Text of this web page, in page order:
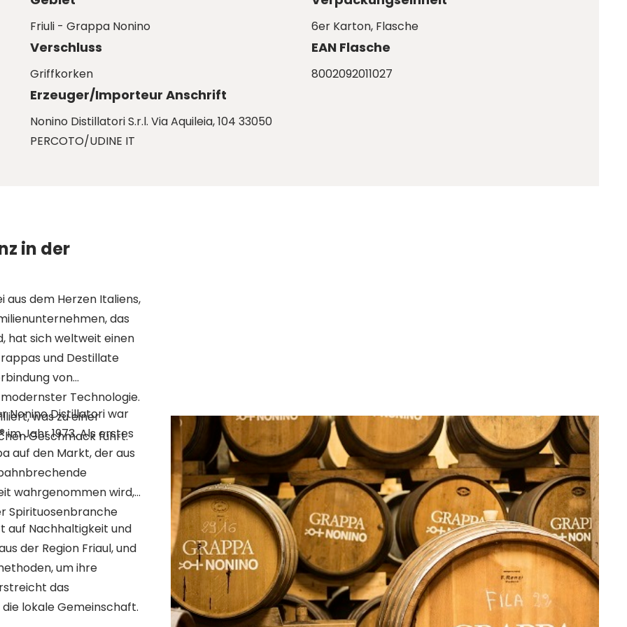
Friuli - Grappa Nonino 6er Karton, Flasche
Verschluss
Griffkorken
EAN Flasche
8002092011027
Erzeuger/Importeur Anschrift
Nonino Distillatori S.r.l. Via Aquileia, 104 33050
PERCOTO/UDINE IT
in der
dem Herzen Italiens,
das
hat sich weltweit einen
und Destillate
von
Technologie.
was zu einer
Geschmack führt.
Nonino Distillatori war
Jahr 1973. Als erstes
auf den Markt, der aus
wahrgenommen wird,
Spirituosenbranche
auf Nachhaltigkeit und
der Region Friaul, und
um ihre
das
lokale Gemeinschaft.